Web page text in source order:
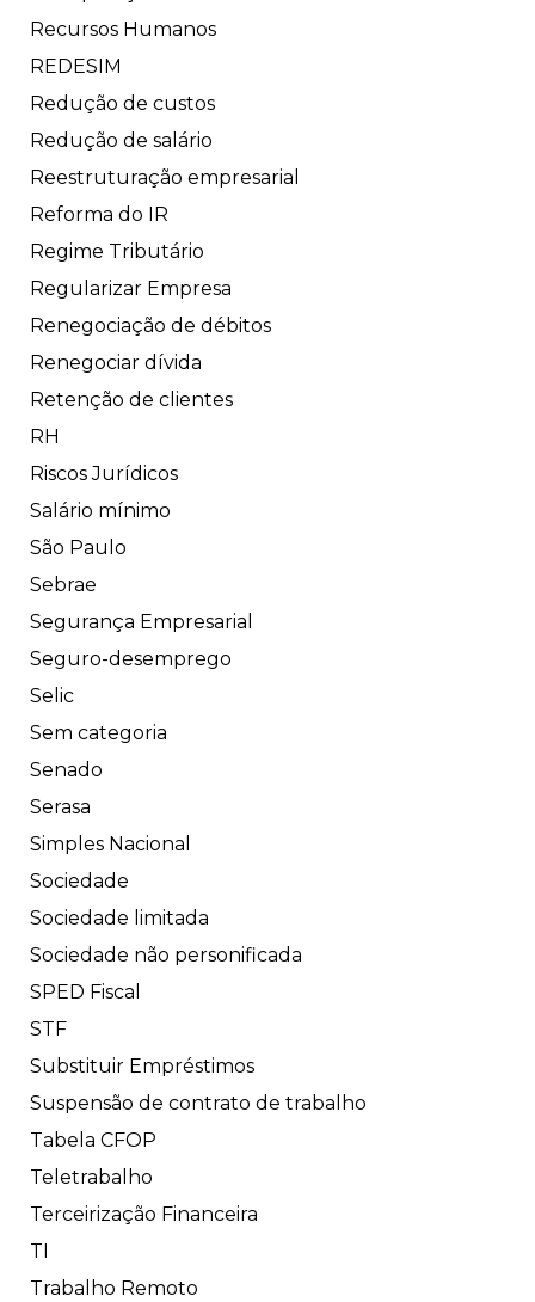
Recursos Humanos
REDESIM
Redução de custos
Redução de salário
Reestruturação empresarial
Reforma do IR
Regime Tributário
Regularizar Empresa
Renegociação de débitos
Renegociar dívida
Retenção de clientes
RH
Riscos Jurídicos
Salário mínimo
São Paulo
Sebrae
Segurança Empresarial
Seguro-desemprego
Selic
Sem categoria
Senado
Serasa
Simples Nacional
Sociedade
Sociedade limitada
Sociedade não personificada
SPED Fiscal
STF
Substituir Empréstimos
Suspensão de contrato de trabalho
Tabela CFOP
Teletrabalho
Terceirização Financeira
TI
Trabalho Remoto